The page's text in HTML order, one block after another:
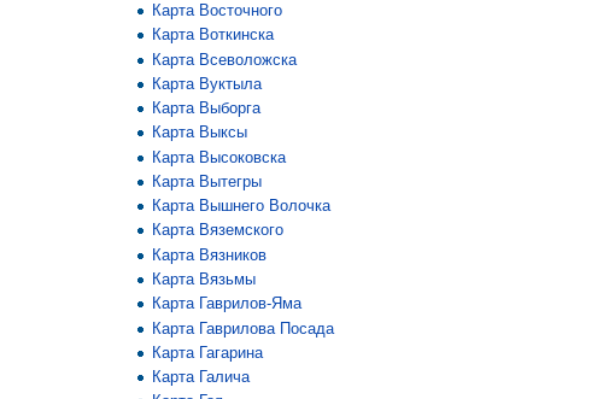
Карта Восточного
Карта Воткинска
Карта Всеволожска
Карта Вуктыла
Карта Выборга
Карта Выксы
Карта Высоковска
Карта Вытегры
Карта Вышнего Волочка
Карта Вяземского
Карта Вязников
Карта Вязьмы
Карта Гаврилов-Яма
Карта Гаврилова Посада
Карта Гагарина
Карта Галича